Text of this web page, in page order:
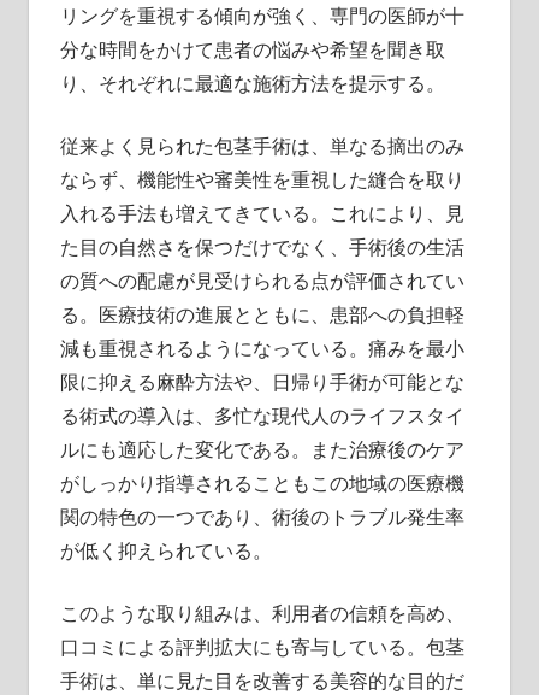
リングを重視する傾向が強く、専門の医師が十
分な時間をかけて患者の悩みや希望を聞き取
り、それぞれに最適な施術方法を提示する。
従来よく見られた包茎手術は、単なる摘出のみ
ならず、機能性や審美性を重視した縫合を取り
入れる手法も増えてきている。これにより、見
た目の自然さを保つだけでなく、手術後の生活
の質への配慮が見受けられる点が評価されてい
る。医療技術の進展とともに、患部への負担軽
減も重視されるようになっている。痛みを最小
限に抑える麻酔方法や、日帰り手術が可能とな
る術式の導入は、多忙な現代人のライフスタイ
ルにも適応した変化である。また治療後のケア
がしっかり指導されることもこの地域の医療機
関の特色の一つであり、術後のトラブル発生率
が低く抑えられている。
このような取り組みは、利用者の信頼を高め、
口コミによる評判拡大にも寄与している。包茎
手術は、単に見た目を改善する美容的な目的だ